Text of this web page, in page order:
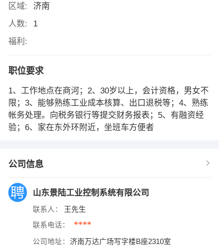
区域:
济南
人数:
1
福利:
职位要求
1、工作地点在商河；2、30岁以上，会计资格，男女不
限；3、能够熟练工业成本核算、出口退税等；4、熟练
帐务处理。向税务银行等提交财务报表；5、有融资经
验；6、家在东外环附近，坐班车方便者
公司信息
山东景陆工业控制系统有限公司
联系人： 王先生
联系电话： ****
公司地址： 济南万达广场写字楼B座2310室